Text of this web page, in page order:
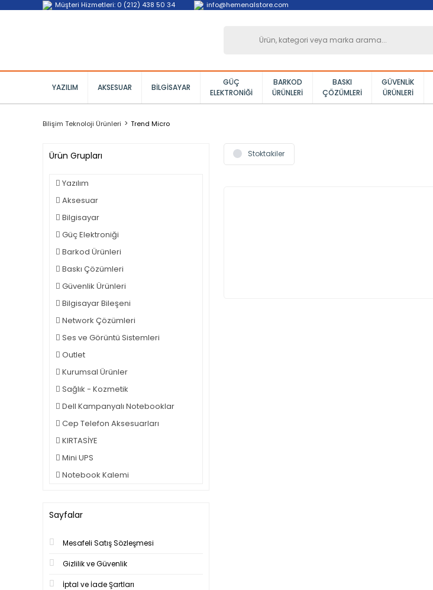
Müşteri Hizmetleri: 0 (212) 438 50 34 info@hemenalstore.com
YAZILIM AKSESUAR BILGISAYAR
GÜÇ
ELEKTRONIĞI
BARKOD
ÜRÜNLERI
BASKI
ÇÖZÜMLERI
GÜVENLIK
ÜRÜNLERI
Bilişim Teknoloji Ürünleri Trend Micro
Ürün Grupları
Yazılım
Aksesuar
Bilgisayar
Güç Elektroniği
Barkod Ürünleri
Baskı Çözümleri
Güvenlik Ürünleri
Bilgisayar Bileşeni
Network Çözümleri
Ses ve Görüntü Sistemleri
Outlet
Kurumsal Ürünler
Sağlık - Kozmetik
Dell Kampanyalı Notebooklar
Cep Telefon Aksesuarları
KIRTASİYE
Mini UPS
Notebook Kalemi
Sayfalar
Mesafeli Satış Sözleşmesi
Gizlilik ve Güvenlik
İptal ve İade Şartları
Stoktakiler